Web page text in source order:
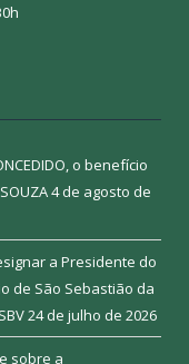
o benefício
4 de agosto de
a Presidente do
de São Sebastião da
24 de julho de 2026
sobre a